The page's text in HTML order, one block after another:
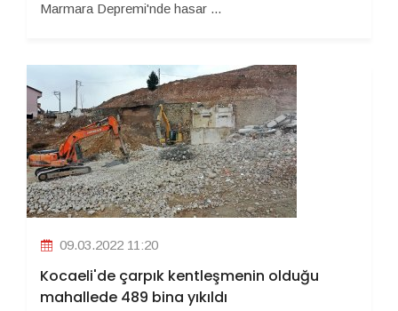
Marmara Depremi'nde hasar ...
09.03.2022 11:20
Kocaeli'de çarpık kentleşmenin olduğu
mahallede 489 bina yıkıldı